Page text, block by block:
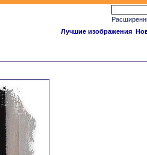
Лучшие изображения